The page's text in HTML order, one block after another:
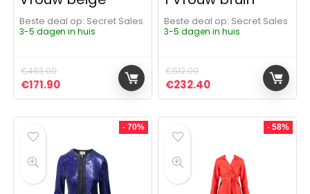
Beste deal op:
Secret Sales
3-5 dagen in huis
€463.00
Oorspronkelijke prijs was: €463.00.
€171.90Huidige prijs is: €171.90.
Beste deal op:
Secret Sales
3-5 dagen in huis
€512.00
Oorspronkelijke prijs was:
€232.40Huidige prijs is:
- 70% - 58%